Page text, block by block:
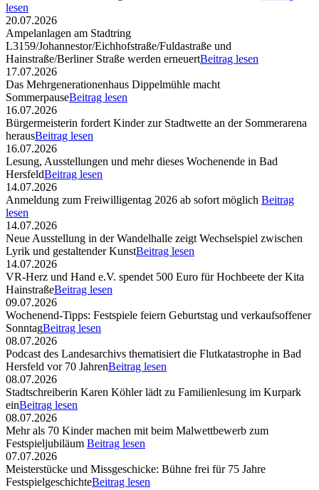
lesen
20.07.2026
Ampelanlagen am Stadtring
L3159/Johannestor/Eichhofstraße/Fuldastraße und
Hainstraße/Berliner Straße werden erneuertBeitrag lesen
17.07.2026
Das Mehrgenerationenhaus Dippelmühle macht
SommerpauseBeitrag lesen
16.07.2026
Bürgermeisterin fordert Kinder zur Stadtwette an der Sommerarena
herausBeitrag lesen
16.07.2026
Lesung, Ausstellungen und mehr dieses Wochenende in Bad
HersfeldBeitrag lesen
14.07.2026
Anmeldung zum Freiwilligentag 2026 ab sofort möglich Beitrag
lesen
14.07.2026
Neue Ausstellung in der Wandelhalle zeigt Wechselspiel zwischen
Lyrik und gestaltender KunstBeitrag lesen
14.07.2026
VR-Herz und Hand e.V. spendet 500 Euro für Hochbeete der Kita
HainstraßeBeitrag lesen
09.07.2026
Wochenend-Tipps: Festspiele feiern Geburtstag und verkaufsoffener
SonntagBeitrag lesen
08.07.2026
Podcast des Landesarchivs thematisiert die Flutkatastrophe in Bad
Hersfeld vor 70 JahrenBeitrag lesen
08.07.2026
Stadtschreiberin Karen Köhler lädt zu Familienlesung im Kurpark
einBeitrag lesen
08.07.2026
Mehr als 70 Kinder machen mit beim Malwettbewerb zum
Festspieljubiläum Beitrag lesen
07.07.2026
Meisterstücke und Missgeschicke: Bühne frei für 75 Jahre
FestspielgeschichteBeitrag lesen